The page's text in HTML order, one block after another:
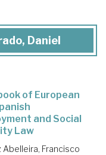
Daniel
of European
and Social
Law
Abelleira, Francisco